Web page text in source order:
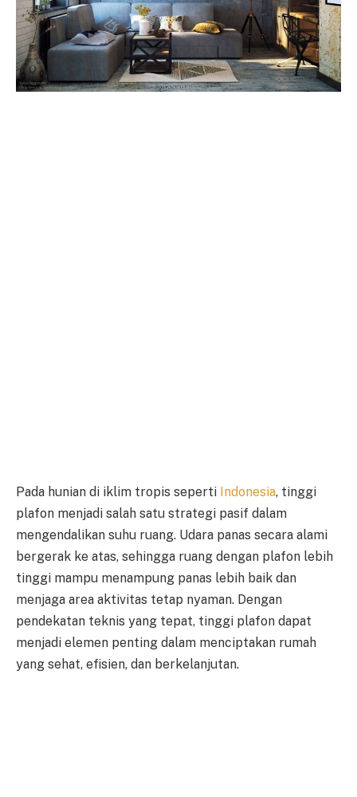
Pada hunian di iklim tropis seperti Indonesia, tinggi
plafon menjadi salah satu strategi pasif dalam
mengendalikan suhu ruang. Udara panas secara alami
bergerak ke atas, sehingga ruang dengan plafon lebih
tinggi mampu menampung panas lebih baik dan
menjaga area aktivitas tetap nyaman. Dengan
pendekatan teknis yang tepat, tinggi plafon dapat
menjadi elemen penting dalam menciptakan rumah
yang sehat, efisien, dan berkelanjutan.